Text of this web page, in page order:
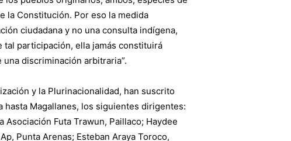
la Constitución. Por eso la medida
ciudadana y no una consulta indígena,
tal participación, ella jamás constituirá
discriminación arbitraria”.
y la Plurinacionalidad, han suscrito
Magallanes, los siguientes dirigentes:
Futa Trawun, Paillaco; Haydee
Punta Arenas; Esteban Araya Toroco,